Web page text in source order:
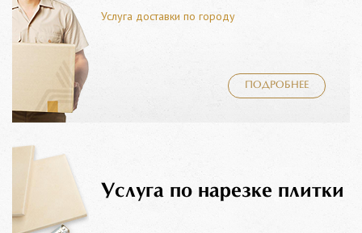
Услуга доставки по городу
ПОДРОБНЕЕ
Услуга по нарезке плитки